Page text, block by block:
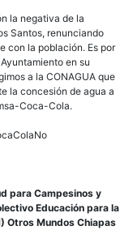
la negativa de la
Santos, renunciando
con la población. Es por
en su
a la CONAGUA que
la concesión de agua a
Coca-Cola.
para Campesinos y
Educación para la
Otros Mundos Chiapas